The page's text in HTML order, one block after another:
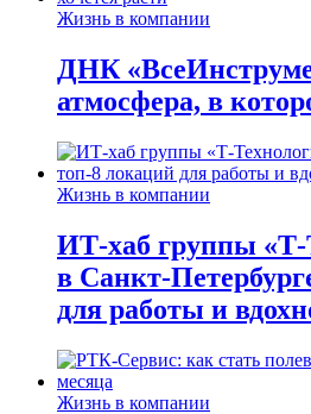
Жизнь в компании
ДНК
атмосфера, в
Жизнь в компании
ИТ-хаб группы «Т-
в Санкт-
для работы и
Жизнь в компании